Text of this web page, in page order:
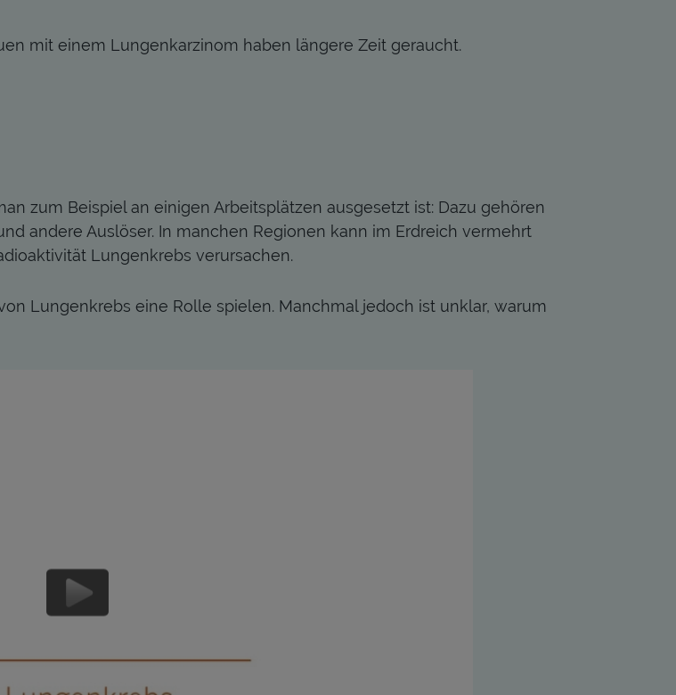
mit einem Lungenkarzinom haben längere Zeit geraucht.
zum Beispiel an einigen Arbeitsplätzen ausgesetzt ist: Dazu gehören
andere Auslöser. In manchen Regionen kann im Erdreich vermehrt
Lungenkrebs verursachen.
Lungenkrebs eine Rolle spielen. Manchmal jedoch ist unklar, warum